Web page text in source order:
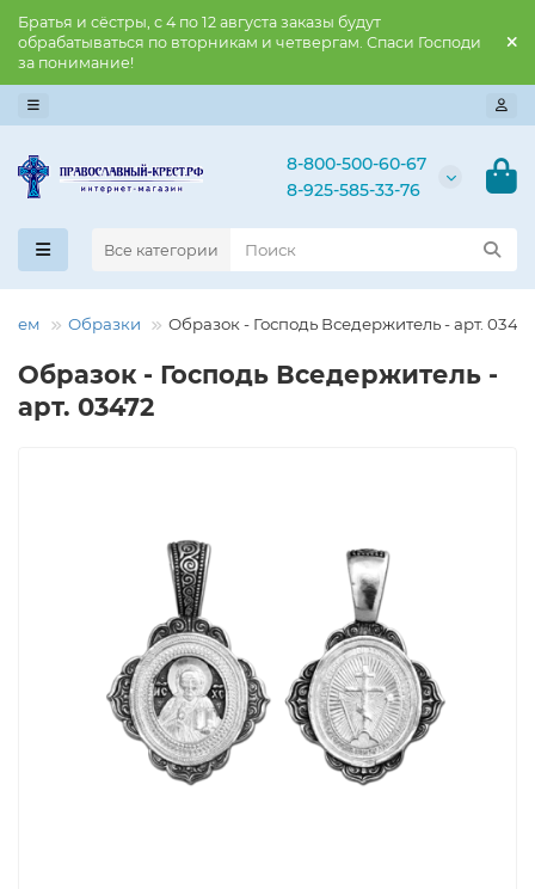
Братья и сёстры, с 4 по 12 августа заказы будут
обрабатываться по вторникам и четвергам. Спаси Господи
за понимание!
8-800-500-60-67
8-925-585-33-76
Все категории
Образки Образок - Господь Вседержитель - арт. 03472
Образок - Господь Вседержитель -
арт. 03472